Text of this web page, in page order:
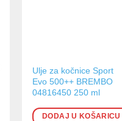
Ulje za kočnice Sport
Evo 500++ BREMBO
04816450 250 ml
DODAJ U KOŠARICU